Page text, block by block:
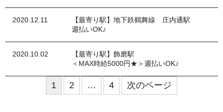
2020.12.11
【最寄り駅】地下鉄鶴舞線 庄内通駅
週払いOK♪
2020.10.02
【最寄り駅】飾磨駅
＜MAX時給5000円★＞週払いOK♪
1 2 … 4 次のページ